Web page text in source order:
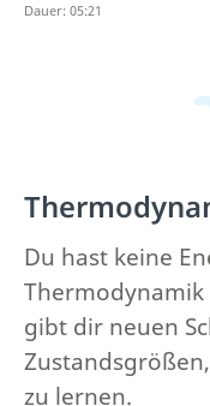
Dauer: 05:21
Du hast keine
Thermodynamik
gibt dir neuen
zu lernen.